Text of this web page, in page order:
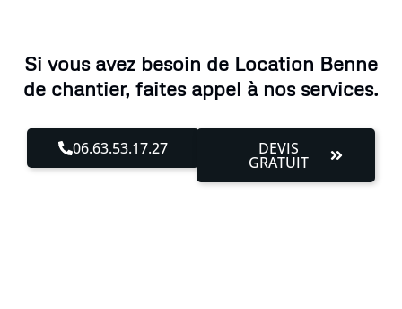
Si vous avez besoin de Location Benne
de chantier, faites appel à nos services.
06.63.53.17.27 DEVIS
GRATUIT